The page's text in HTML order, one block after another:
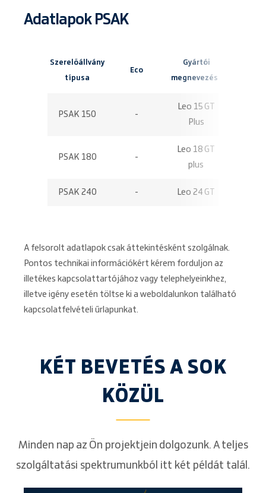
Adatlapok PSAK
Szerelőállvány
típusa
Eco
Gyártói
megnevezés
PSAK 150 -
Leo 15 GT
Plus
PSAK 180 -
Leo 18 GT
plus
PSAK 240 - Leo 24 GT
A felsorolt adatlapok csak áttekintésként szolgálnak.
Pontos technikai információkért kérem forduljon az
illetékes kapcsolattartójához vagy telephelyeinkhez,
illetve igény esetén töltse ki a weboldalunkon található
kapcsolatfelvételi űrlapunkat.
KÉT BEVETÉS A SOK
KÖZÜL
Minden nap az Ön projektjein dolgozunk. A teljes
szolgáltatási spektrumunkból itt két példát talál.